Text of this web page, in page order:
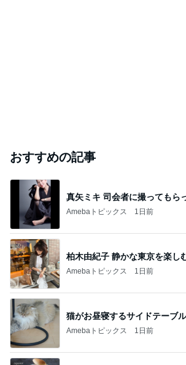
おすすめの記事
真矢ミキ 司会者に撮ってもら
Amebaトピックス 1日前
柏木由紀子 静かな東京を楽し
Amebaトピックス 1日前
猫がお昼寝するサイドテーブ
Amebaトピックス 1日前